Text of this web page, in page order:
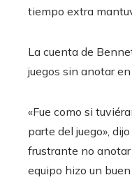
tiempo extra
La cuenta de
juegos sin anotar
«Fue como si
parte del juego»,
frustrante no
equipo hizo un